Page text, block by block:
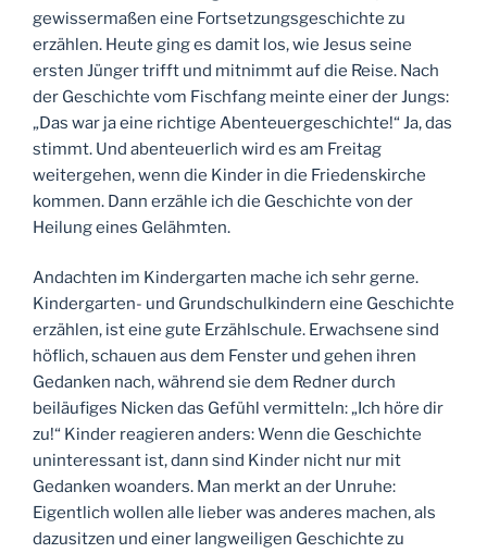
gewissermaßen eine Fortsetzungsgeschichte zu
erzählen. Heute ging es damit los, wie Jesus seine
ersten Jünger trifft und mitnimmt auf die Reise. Nach
der Geschichte vom Fischfang meinte einer der Jungs:
„Das war ja eine richtige Abenteuergeschichte!“ Ja, das
stimmt. Und abenteuerlich wird es am Freitag
weitergehen, wenn die Kinder in die Friedenskirche
kommen. Dann erzähle ich die Geschichte von der
Heilung eines Gelähmten.
Andachten im Kindergarten mache ich sehr gerne.
Kindergarten- und Grundschulkindern eine Geschichte
erzählen, ist eine gute Erzählschule. Erwachsene sind
höflich, schauen aus dem Fenster und gehen ihren
Gedanken nach, während sie dem Redner durch
beiläufiges Nicken das Gefühl vermitteln: „Ich höre dir
zu!“ Kinder reagieren anders: Wenn die Geschichte
uninteressant ist, dann sind Kinder nicht nur mit
Gedanken woanders. Man merkt an der Unruhe:
Eigentlich wollen alle lieber was anderes machen, als
dazusitzen und einer langweiligen Geschichte zu